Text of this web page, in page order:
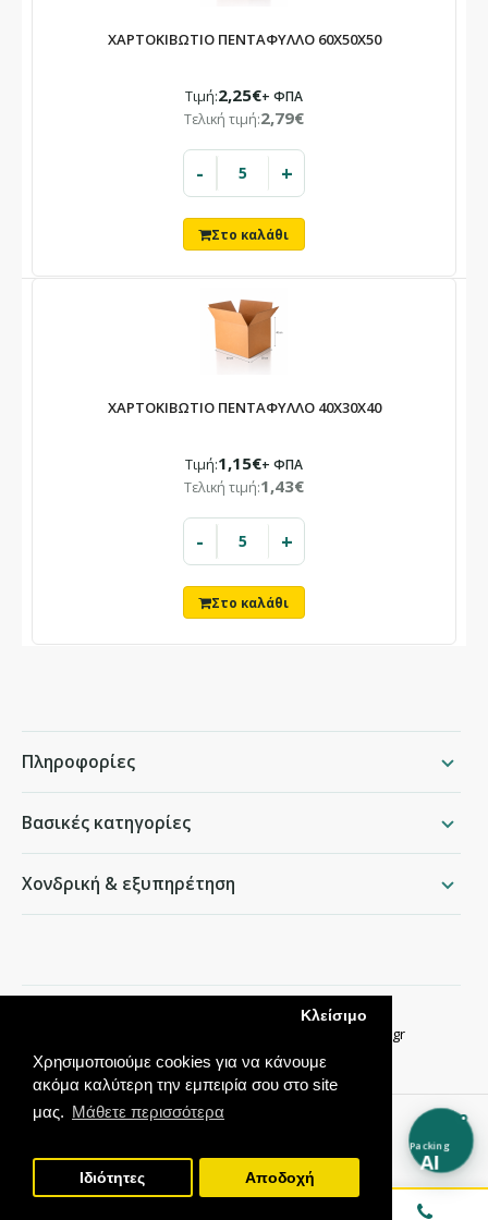
Χρησιμοποιούμε cookies για να κάνουμε
ακόμα καλύτερη την εμπειρία σου στο site
μας. Μάθετε περισσότερα
Κλείσιμο
Ιδιότητες Αποδοχή
ΧΑΡΤΟΚΙΒΩΤΙΟ ΠΕΝΤΑΦΥΛΛΟ 60X50X50
Τιμή:2,25€+ ΦΠΑ
Τελική τιμή:2,79€
- +
ΧΑΡΤΟΚΙΒΩΤΙΟ ΠΕΝΤΑΦΥΛΛΟ 40X30X40
Τιμή:1,15€+ ΦΠΑ
Τελική τιμή:1,43€
- +
Πληροφορίες
Βασικές κατηγορίες
Χονδρική & εξυπηρέτηση
info@packing.gr
Packing
AI